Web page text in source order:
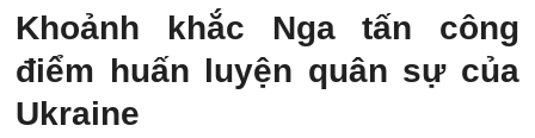
Khoảnh khắc Nga tấn công
điểm huấn luyện quân sự của
Ukraine